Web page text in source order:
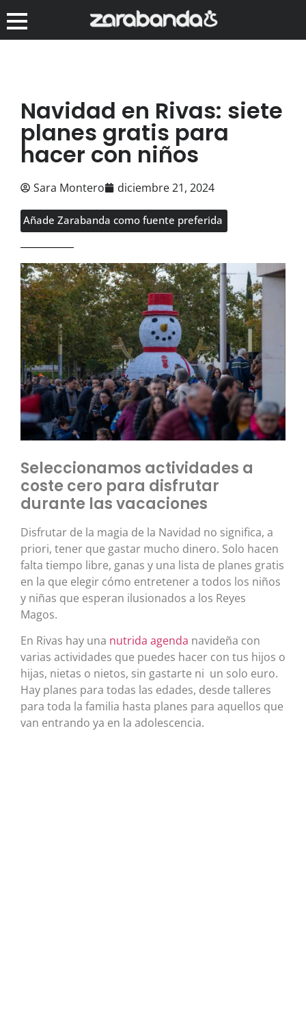
Navidad en Rivas: siete
planes gratis para
hacer con niños
Sara Montero diciembre 21, 2024
Añade Zarabanda como fuente preferida
Seleccionamos actividades a
coste cero para disfrutar
durante las vacaciones
Disfrutar de la magia de la Navidad no significa, a
priori, tener que gastar mucho dinero. Solo hacen
falta tiempo libre, ganas y una lista de planes gratis
en la que elegir cómo entretener a todos los niños
y niñas que esperan ilusionados a los Reyes
Magos.
En Rivas hay una nutrida agenda navideña con
varias actividades que puedes hacer con tus hijos o
hijas, nietas o nietos, sin gastarte ni un solo euro.
Hay planes para todas las edades, desde talleres
para toda la familia hasta planes para aquellos que
van entrando ya en la adolescencia.